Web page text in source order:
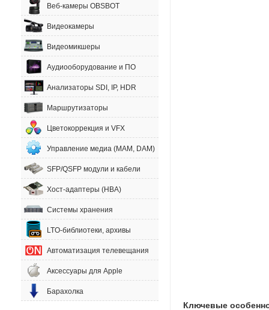
Веб-камеры OBSBOT
Видеокамеры
Видеомикшеры
Аудиооборудование и ПО
Анализаторы SDI, IP, HDR
Маршрутизаторы
Цветокоррекция и VFX
Управление медиа (MAM, DAM)
SFP/QSFP модули и кабели
Хост-адаптеры (HBA)
Системы хранения
LTO-библиотеки, архивы
Автоматизация телевещания
Аксессуары для Apple
Барахолка
Ключевые